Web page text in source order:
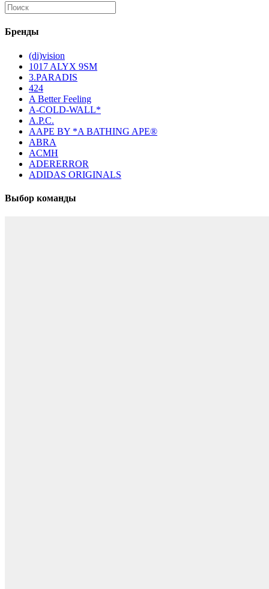
Бренды
(di)vision
1017 ALYX 9SM
3.PARADIS
424
A Better Feeling
A-COLD-WALL*
A.P.C.
AAPE BY *A BATHING APE®
ABRA
ACMH
ADERERROR
ADIDAS ORIGINALS
Выбор команды